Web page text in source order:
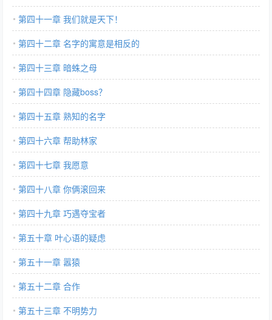
第四十一章 我们就是天下！
第四十二章 名字的寓意是相反的
第四十三章 暗蛛之母
第四十四章 隐藏boss？
第四十五章 熟知的名字
第四十六章 帮助林家
第四十七章 我愿意
第四十八章 你俩滚回来
第四十九章 巧遇夺宝者
第五十章 叶心语的疑虑
第五十一章 嚣猿
第五十二章 合作
第五十三章 不明势力